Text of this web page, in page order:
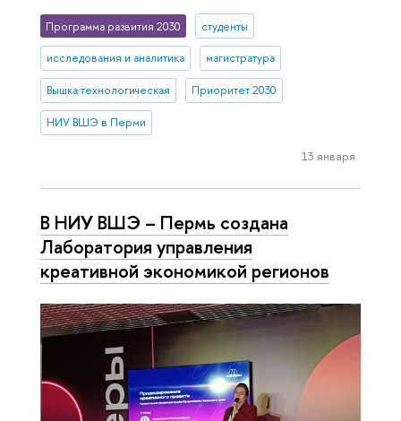
Программа развития 2030 студенты
исследования и аналитика магистратура
Вышка технологическая Приоритет 2030
НИУ ВШЭ в Перми
13 января
В НИУ ВШЭ – Пермь создана
Лаборатория управления
креативной экономикой регионов